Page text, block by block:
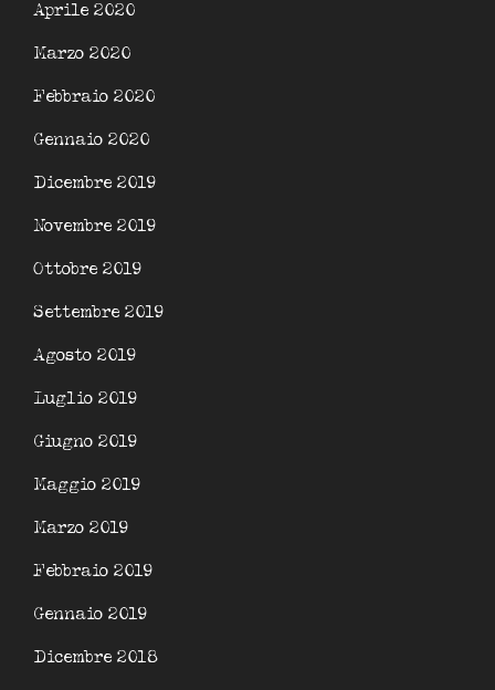
Aprile 2020
Marzo 2020
Febbraio 2020
Gennaio 2020
Dicembre 2019
Novembre 2019
Ottobre 2019
Settembre 2019
Agosto 2019
Luglio 2019
Giugno 2019
Maggio 2019
Marzo 2019
Febbraio 2019
Gennaio 2019
Dicembre 2018